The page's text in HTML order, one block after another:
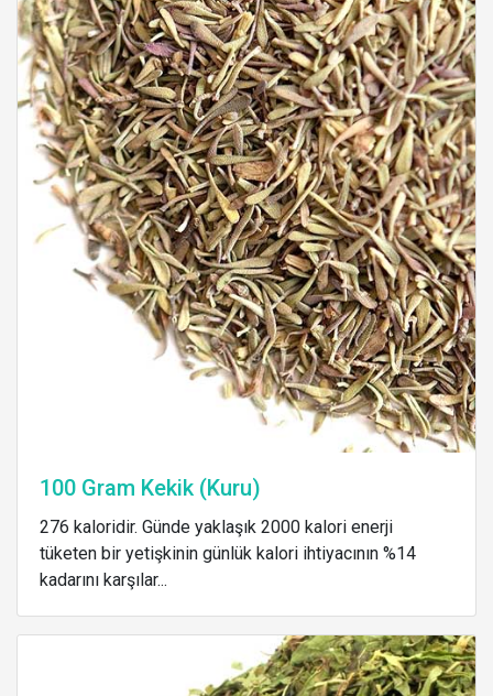
100 Gram Kekik (Kuru)
276 kaloridir. Günde yaklaşık 2000 kalori enerji
tüketen bir yetişkinin günlük kalori ihtiyacının %14
kadarını karşılar...